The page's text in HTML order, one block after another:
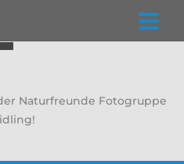
Naturfreunde Fotogruppe